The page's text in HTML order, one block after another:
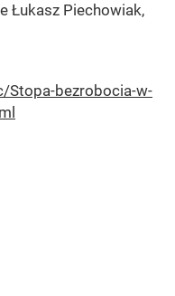
Łukasz Piechowiak,
Stopa-bezrobocia-w-